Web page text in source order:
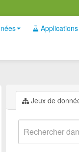
Applications
Jeux de